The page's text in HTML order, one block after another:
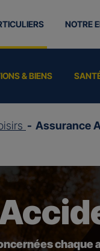
& BIENS
NOTRE
Assurance
chaque